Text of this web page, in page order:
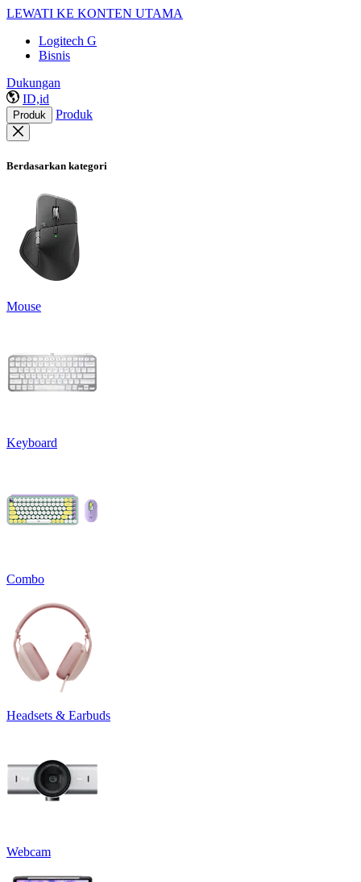
LEWATI KE KONTEN UTAMA
Logitech G
Bisnis
Dukungan
ID,id
Produk Produk
Berdasarkan kategori
Mouse
Keyboard
Combo
Headsets & Earbuds
Webcam